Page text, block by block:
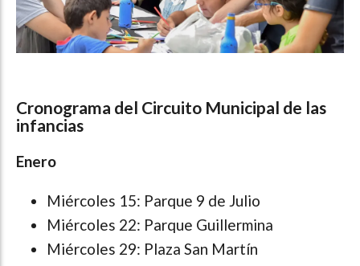
Cronograma del Circuito Municipal de las
infancias
Enero
Miércoles 15: Parque 9 de Julio
Miércoles 22: Parque Guillermina
Miércoles 29: Plaza San Martín